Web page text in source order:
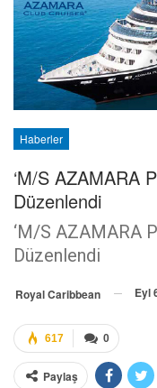
Haberler
‘M/S AZAMARA
Düzenlendi
‘M/S AZAMARA
Düzenlendi
Royal Caribbean Eyl
0
617
Paylaş